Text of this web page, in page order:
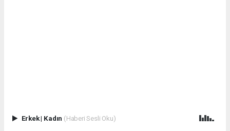
Erkek| Kadın (Haberi Sesli Oku)